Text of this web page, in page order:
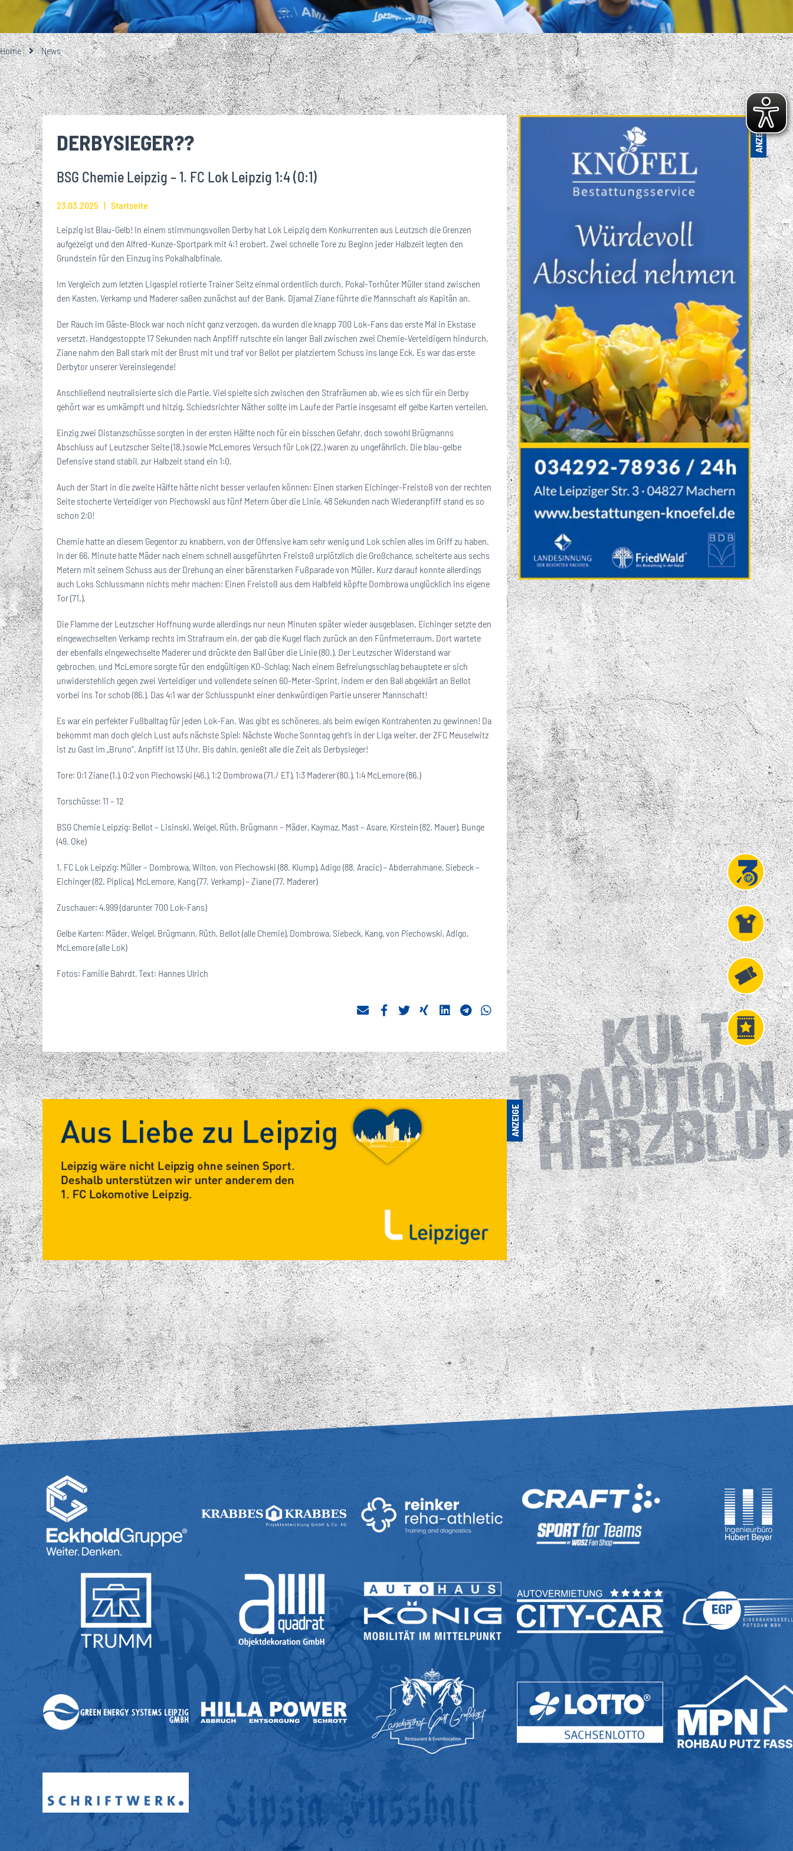
GESCHICHTE
VEREINSHISTORIE
EHRENMITGLIEDER
BREITENSPORT
WIRTSCHAFTSRAT
JOBS
ALLES RUND UM DIE
MITGLIEDSCHAFT BEIM 1. FC
LOK LEIPZIG
FUSSBALL PUR. DER M
ARKENKERN DES 1. FC LOK L
EIPZIG
DAS VIELFÄLTIGE
BREITENSPORTANGEBOT
DES 1. FC LOK LEIPZIG
TEAMFOTO
UNSERE 1. MANNSCHAFT IM
ÜBERBLICK
EISENBAHNER-TALENTE-SCHULE
FUSSBALLSCHULE
LOKRUF
UNSERE PARTNER – GEMEINSAM
STARK!
EIN BESONDERER ORT FÜR
GROSSE UND KLEINE LOK-FANS
Home
News
DERBYSIEGER??
BSG Chemie Leipzig – 1. FC Lok Leipzig 1:4 (0:1)
23.03.2025 Startseite
Leipzig ist Blau-Gelb! In einem stimmungsvollen Derby hat Lok Leipzig dem Konkurrenten aus Leutzsch die Grenzen
aufgezeigt und den Alfred-Kunze-Sportpark mit 4:1 erobert. Zwei schnelle Tore zu Beginn jeder Halbzeit legten den
Grundstein für den Einzug ins Pokalhalbfinale.
Im Vergleich zum letzten Ligaspiel rotierte Trainer Seitz einmal ordentlich durch. Pokal-Torhüter Müller stand zwischen
den Kasten, Verkamp und Maderer saßen zunächst auf der Bank. Djamal Ziane führte die Mannschaft als Kapitän an.
Der Rauch im Gäste-Block war noch nicht ganz verzogen, da wurden die knapp 700 Lok-Fans das erste Mal in Ekstase
versetzt. Handgestoppte 17 Sekunden nach Anpfiff rutschte ein langer Ball zwischen zwei Chemie-Verteidigern hindurch,
Ziane nahm den Ball stark mit der Brust mit und traf vor Bellot per platziertem Schuss ins lange Eck. Es war das erste
Derbytor unserer Vereinslegende!
Anschließend neutralisierte sich die Partie. Viel spielte sich zwischen den Strafräumen ab, wie es sich für ein Derby
gehört war es umkämpft und hitzig. Schiedsrichter Näther sollte im Laufe der Partie insgesamt elf gelbe Karten verteilen.
Einzig zwei Distanzschüsse sorgten in der ersten Hälfte noch für ein bisschen Gefahr, doch sowohl Brügmanns
Abschluss auf Leutzscher Seite (18.) sowie McLemores Versuch für Lok (22.) waren zu ungefährlich. Die blau-gelbe
Defensive stand stabil, zur Halbzeit stand ein 1:0.
Auch der Start in die zweite Hälfte hätte nicht besser verlaufen können: Einen starken Eichinger-Freistoß von der rechten
Seite stocherte Verteidiger von Piechowski aus fünf Metern über die Linie, 48 Sekunden nach Wiederanpfiff stand es so
schon 2:0!
Chemie hatte an diesem Gegentor zu knabbern, von der Offensive kam sehr wenig und Lok schien alles im Griff zu haben.
In der 66. Minute hatte Mäder nach einem schnell ausgeführten Freistoß urplötzlich die Großchance, scheiterte aus sechs
Metern mit seinem Schuss aus der Drehung an einer bärenstarken Fußparade von Müller. Kurz darauf konnte allerdings
auch Loks Schlussmann nichts mehr machen: Einen Freistoß aus dem Halbfeld köpfte Dombrowa unglücklich ins eigene
Tor (71.).
Die Flamme der Leutzscher Hoffnung wurde allerdings nur neun Minuten später wieder ausgeblasen. Eichinger setzte den
eingewechselten Verkamp rechts im Strafraum ein, der gab die Kugel flach zurück an den Fünfmeterraum. Dort wartete
der ebenfalls eingewechselte Maderer und drückte den Ball über die Linie (80.). Der Leutzscher Widerstand war
gebrochen, und McLemore sorgte für den endgültigen KO-Schlag: Nach einem Befreiungsschlag behauptete er sich
unwiderstehlich gegen zwei Verteidiger und vollendete seinen 60-Meter-Sprint, indem er den Ball abgeklärt an Bellot
vorbei ins Tor schob (86.). Das 4:1 war der Schlusspunkt einer denkwürdigen Partie unserer Mannschaft!
Es war ein perfekter Fußballtag für jeden Lok-Fan. Was gibt es schöneres, als beim ewigen Kontrahenten zu gewinnen! Da
bekommt man doch gleich Lust aufs nächste Spiel: Nächste Woche Sonntag geht’s in der Liga weiter, der ZFC Meuselwitz
ist zu Gast im „Bruno“. Anpfiff ist 13 Uhr. Bis dahin, genießt alle die Zeit als Derbysieger!
Tore: 0:1 Ziane (1.), 0:2 von Piechowski (46.), 1:2 Dombrowa (71./ ET), 1:3 Maderer (80.), 1:4 McLemore (86.)
Torschüsse: 11 – 12
BSG Chemie Leipzig: Bellot – Lisinski, Weigel, Rüth, Brügmann – Mäder, Kaymaz, Mast – Asare, Kirstein (82. Mauer), Bunge
(49. Oke)
1. FC Lok Leipzig: Müller – Dombrowa, Wilton, von Piechowski (88. Klump), Adigo (88. Aracic) – Abderrahmane, Siebeck –
Eichinger (82. Piplica), McLemore, Kang (77. Verkamp) – Ziane (77. Maderer)
Zuschauer: 4.999 (darunter 700 Lok-Fans)
Gelbe Karten: Mäder, Weigel, Brügmann, Rüth, Bellot (alle Chemie), Dombrowa, Siebeck, Kang, von Piechowski, Adigo,
McLemore (alle Lok)
Fotos: Familie Bahrdt, Text: Hannes Ulrich
Projekt
Liga 3
Fanshop
Fahrkarten
VIP
Tickets